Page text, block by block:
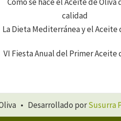
calidad
La Dieta Mediterránea y el Aceite
VI Fiesta Anual del Primer Aceite
• Desarrollado porSusurra